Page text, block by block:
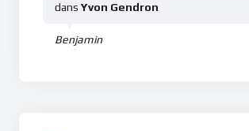
Benjamin
dansYvon Gendron